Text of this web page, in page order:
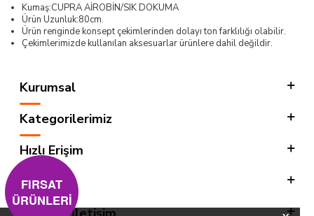
Kumaş:CUPRA AİROBİN/SIK DOKUMA
Ürün Uzunluk:80cm.
Ürün renginde konsept çekimlerinden dolayı ton farklılığı olabilir.
Çekimlerimizde kullanılan aksesuarlar ürünlere dahil değildir.
Kurumsal
Kategorilerimiz
Hızlı Erişim
Sosyal
FIRSAT
ÜRÜNLERİ